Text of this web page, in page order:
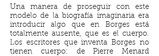
Una manera de proseguir con este
modelo de la biografía imaginaria era
introducir algo que en Borges está
totalmente ausente, que es el cuerpo.
Los escritores que inventa Borges no
tienen cuerpo: de Pierre Menard